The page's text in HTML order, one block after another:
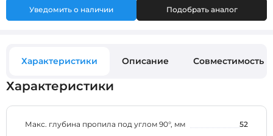
Уведомить о наличии Подобрать аналог
Характеристики Описание Совместимость
Характеристики
Макс. глубина пропила под углом 90°, мм
52